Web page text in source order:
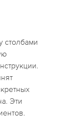
столбами
Эти